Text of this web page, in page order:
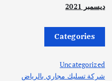
ديسمبر 2021
Categories
Uncategorized
شركة تسليك مجاري بالرياض